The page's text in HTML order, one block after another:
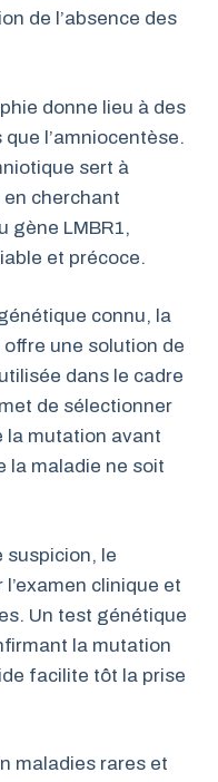
de l’absence des
donne lieu à des
l’amniocentèse.
sert à
cherchant
gène LMBR1,
et précoce.
connu, la
offre une solution de
dans le cadre
de sélectionner
la mutation avant
la maladie ne soit
suspicion, le
clinique et
Un test génétique
la mutation
facilite tôt la prise
maladies rares et